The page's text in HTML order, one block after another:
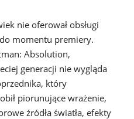
nie oferował obsługi
momentu premiery.
Absolution,
generacji nie wygląda
który
piorunujące wrażenie,
źródła światła, efekty